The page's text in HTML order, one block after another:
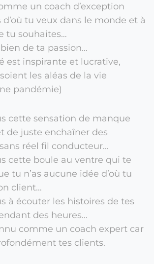
un coach d’exception
d’où tu veux dans le monde et à
tu souhaites…
de ta passion…
est inspirante et lucrative,
les aléas de la vie
pandémie)
cette sensation de manque
de juste enchaîner des
réel fil conducteur...
cette boule au ventre qui te
tu n’as aucune idée d’où tu
client…
à écouter les histoires de tes
des heures...
comme un coach expert car
tes clients.